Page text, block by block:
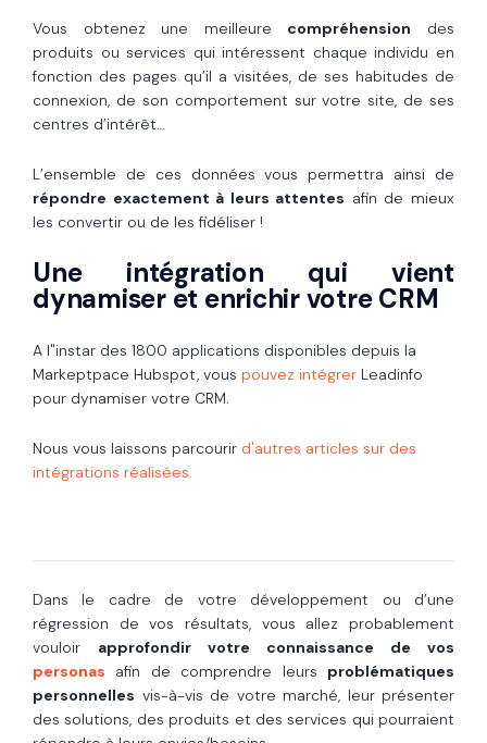
Vous obtenez une meilleure compréhension des
produits ou services qui intéressent chaque individu en
fonction des pages qu’il a visitées, de ses habitudes de
connexion, de son comportement sur votre site, de ses
centres d’intérêt…
L’ensemble de ces données vous permettra ainsi de
répondre exactement à leurs attentes afin de mieux
les convertir ou de les fidéliser !
Une intégration qui vient
dynamiser et enrichir votre CRM
A l"instar des 1800 applications disponibles depuis la
Markeptpace Hubspot, vous pouvez intégrer Leadinfo
pour dynamiser votre CRM.
Nous vous laissons parcourir d'autres articles sur des
intégrations réalisées.
Dans le cadre de votre développement ou d’une
régression de vos résultats, vous allez probablement
vouloir approfondir votre connaissance de vos
personas afin de comprendre leurs problématiques
personnelles vis-à-vis de votre marché, leur présenter
des solutions, des produits et des services qui pourraient